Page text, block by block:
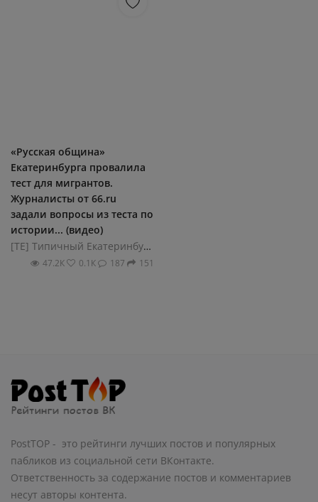
«Русская община»
Екатеринбурга провалила
тест для мигрантов.
Журналисты от 66.ru
задали вопросы из теста по
истории... (видео)
[ТЕ] Типичный Екатеринбург
47.2К 0.1К 187 151
PostTOP - это рейтинги лучших постов и популярных
пабликов из социальной сети ВКонтакте.
Ответственность за содержание постов и комментариев
несут авторы контента.